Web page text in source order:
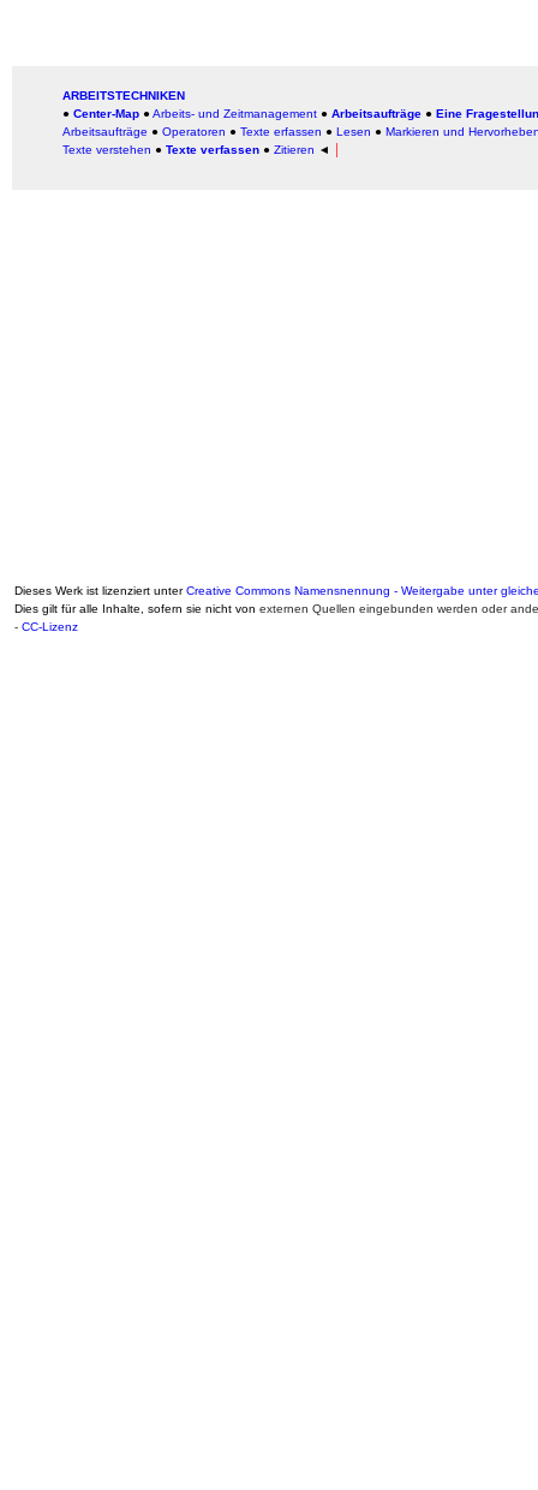
ARBEITSTECHNIKEN
● Center-Map ● Arbeits- und Zeitmanagement ● Arbeitsaufträge ● Eine
Arbeitsaufträge ● Operatoren ● Texte erfassen ● Lesen ● Markieren und
Texte verstehen ● Texte verfassen ● Zitieren ◄
Dieses Werk ist lizenziert unterCreative Commons Namensnennung - Weitergabe unter
Dies gilt für alle Inhalte, sofern sie nicht von externen Quellen eingebunden werden oder
- CC-Lizenz